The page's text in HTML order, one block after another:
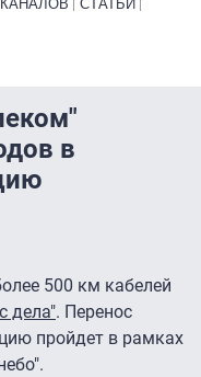
СТАТЬИ
в
500 км кабелей
дела". Перенос
пройдет в рамках